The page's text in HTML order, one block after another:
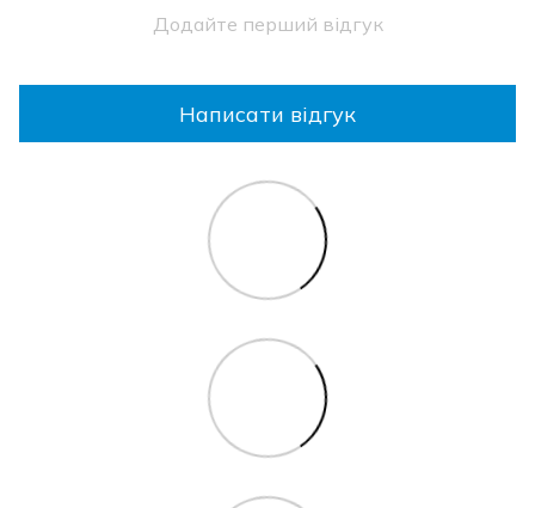
Додайте перший відгук
Написати відгук